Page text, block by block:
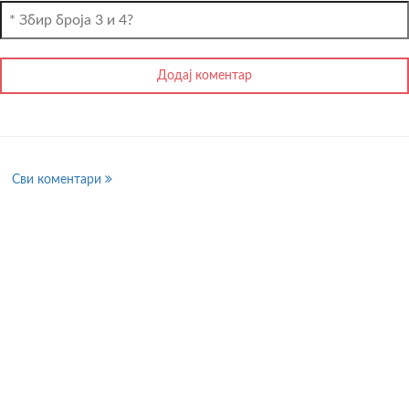
Сви коментари